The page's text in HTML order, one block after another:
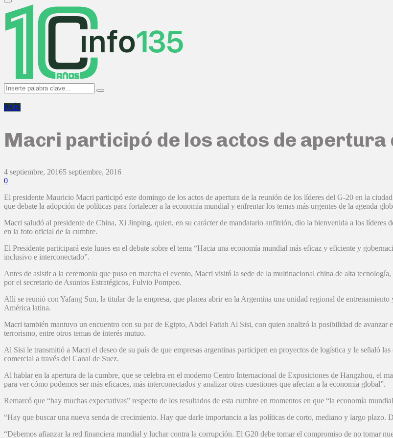
Primary
Menu
Search
for:
Search
PAÍS
Macri participó de los actos de apertura
4 septiembre, 20165 septiembre, 2016
0
El presidente Mauricio Macri participó este domingo de los actos de apertura de la reunión de los líderes del G-20 en la
que debate la adopción de políticas para fortalecer a la economía mundial y enfrentar los temas más urgentes de la agenda
Macri saludó al presidente de China, Xi Jinping, quien, en su carácter de mandatario anfitrión, dio la bienvenida a los líderes
en la foto oficial de la cumbre.
El Presidente participará este lunes en el debate sobre el tema “Hacia una economía mundial más eficaz y eficiente y
inclusivo e interconectado”.
Antes de asistir a la ceremonia que puso en marcha el evento, Macri visitó la sede de la multinacional china de alta
por el secretario de Asuntos Estratégicos, Fulvio Pompeo.
Allí se reunió con Yafang Sun, la titular de la empresa, que planea abrir en la Argentina una unidad regional de
América latina.
Macri también mantuvo un encuentro con su par de Egipto, Abdel Fattah Al Sisi, con quien analizó la posibilidad de avanzar
terrorismo, entre otros temas de interés mutuo.
Al Sisi le transmitió a Macri el deseo de su país de que empresas argentinas participen en proyectos de logística y le señaló
comercial a través del Canal de Suez.
Al hablar en la apertura de la cumbre, que se celebra en el moderno Centro Internacional de Exposiciones de Hangzhou, el
para ver cómo podemos ser más eficaces, más interconectados y analizar otras cuestiones que afectan a la economía global”.
Remarcó que “hay muchas expectativas” respecto de los resultados de esta cumbre en momentos en que “la economía
“Hay que buscar una nueva senda de crecimiento. Hay que darle importancia a las políticas de corto, mediano y largo plazo.
“Debemos afianzar la red financiera mundial y luchar contra la corrupción. El G20 debe tomar el compromiso de no tomar